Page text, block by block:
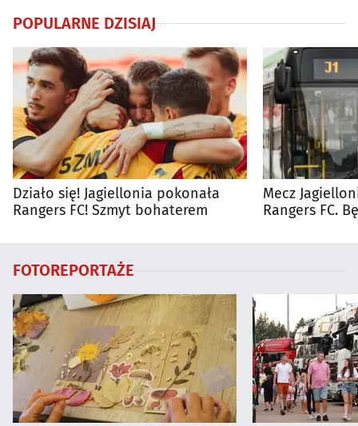
POPULARNE DZISIAJ
Działo się! Jagiellonia pokonała
Rangers FC! Szmyt bohaterem
Mecz
Rangers FC.
FOTOREPORTAŻE